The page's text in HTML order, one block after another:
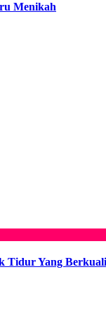
Menikah
Tidur Yang